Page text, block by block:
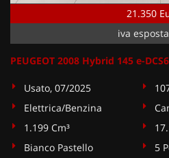
21.350
iva esposta
PEUGEOT 2008 Hybrid 145 e-
Usato, 07/2025
Elettrica/Benzina
1.199 Cm³
Bianco Pastello
5